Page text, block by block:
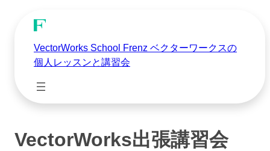
VectorWorks School Frenz ベクターワークスの
個人レッスンと講習会
VectorWorks出張講習会